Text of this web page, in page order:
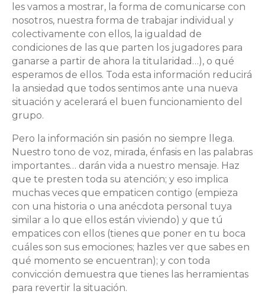
les vamos a mostrar, la forma de comunicarse con
nosotros, nuestra forma de trabajar individual y
colectivamente con ellos, la igualdad de
condiciones de las que parten los jugadores para
ganarse a partir de ahora la titularidad…), o qué
esperamos de ellos. Toda esta información reducirá
la ansiedad que todos sentimos ante una nueva
situación y acelerará el buen funcionamiento del
grupo.
Pero la información sin pasión no siempre llega.
Nuestro tono de voz, mirada, énfasis en las palabras
importantes… darán vida a nuestro mensaje. Haz
que te presten toda su atención; y eso implica
muchas veces que empaticen contigo (empieza
con una historia o una anécdota personal tuya
similar a lo que ellos están viviendo) y que tú
empatices con ellos (tienes que poner en tu boca
cuáles son sus emociones; hazles ver que sabes en
qué momento se encuentran); y con toda
convicción demuestra que tienes las herramientas
para revertir la situación.